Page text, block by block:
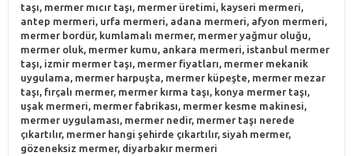
taşı, mermer mıcır taşı, mermer üretimi, kayseri mermeri,
antep mermeri, urfa mermeri, adana mermeri, afyon mermeri,
mermer bordür, kumlamalı mermer, mermer yağmur oluğu,
mermer oluk, mermer kumu, ankara mermeri, istanbul mermer
taşı, izmir mermer taşı, mermer fiyatları, mermer mekanik
uygulama, mermer harpuşta, mermer küpeşte, mermer mezar
taşı, fırçalı mermer, mermer kırma taşı, konya mermer taşı,
uşak mermeri, mermer fabrikası, mermer kesme makinesi,
mermer uygulaması, mermer nedir, mermer taşı nerede
çıkartılır, mermer hangi şehirde çıkartılır, siyah mermer,
gözeneksiz mermer, diyarbakır mermeri